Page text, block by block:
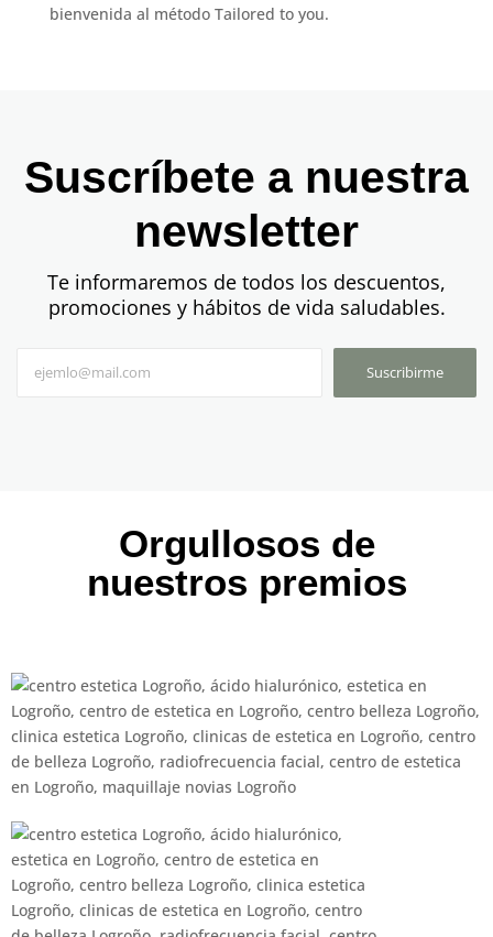
bienvenida al método Tailored to you.
Suscríbete a nuestra
newsletter
Te informaremos de todos los descuentos,
promociones y hábitos de vida saludables.
Suscribirme
Orgullosos de
nuestros premios